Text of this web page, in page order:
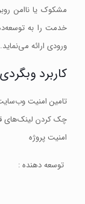
مشکوک یا ناامن
خدمت را به
ورودی ارائه می‌نماید.
کاربرد
تامین امنیت
چک کردن لینک‌های
امنیت پروژه
توسعه دهنده :